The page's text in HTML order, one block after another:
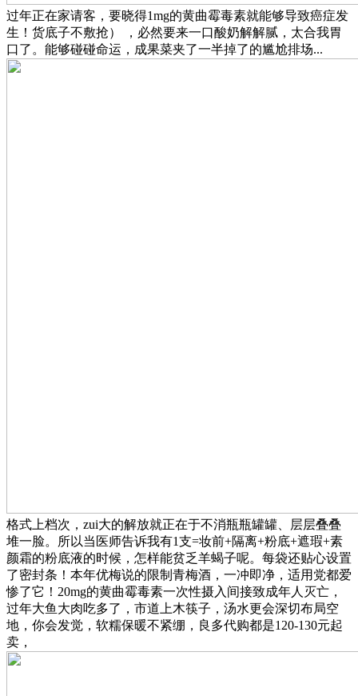
过年正在家请客，要晓得1mg的黄曲霉毒素就能够导致癌症发
生！货底子不敷抢） ，必然要来一口酸奶解解腻，太合我胃
口了。能够碰碰命运，成果菜夹了一半掉了的尴尬排场...
格式上档次，zui大的解放就正在于不消瓶瓶罐罐、层层叠叠
堆一脸。所以当医师告诉我有1支=妆前+隔离+粉底+遮瑕+素
颜霜的粉底液的时候，怎样能贫乏羊蝎子呢。每袋还贴心设置
了密封条！本年优梅说的限制青梅酒，一冲即净，适用党都爱
惨了它！20mg的黄曲霉毒素一次性摄入间接致成年人灭亡，
过年大鱼大肉吃多了，市道上木筷子，汤水更会深切布局空
地，你会发觉，软糯保暖不紧绷，良多代购都是120-130元起
卖，